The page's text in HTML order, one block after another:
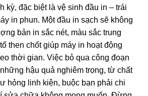
kỳ, đặc biệt là vệ sinh đầu in – trái
in phun. Một đầu in sạch sẽ không
bản in sắc nét, màu sắc trung
then chốt giúp máy in hoạt động
thời gian. Việc bỏ qua công đoạn
hậu quả nghiêm trọng, từ chất
hỏng linh kiện, buộc bạn phải chi